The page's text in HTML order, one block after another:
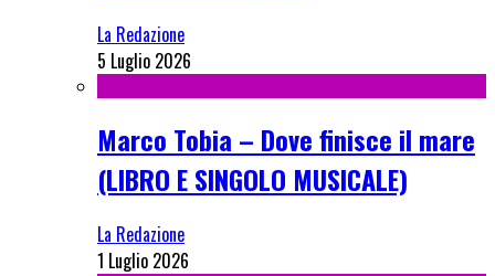
La Redazione
5 Luglio 2026
Marco Tobia – Dove finisce il mare
(LIBRO E SINGOLO MUSICALE)
La Redazione
1 Luglio 2026